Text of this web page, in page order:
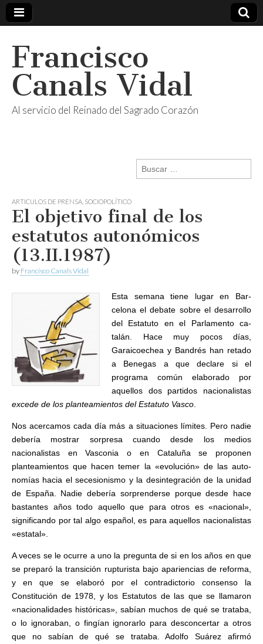
Francisco
Canals Vidal
Al servicio del Reinado del Sagrado Corazón
Buscar:
ARTICULOS DE PRENSA SOCIOPOLÍTICO
El objetivo final de los
estatutos autonómicos
(13.II.1987)
by Francisco Canals Vidal
Esta semana tie­ne lugar en Bar­
celona el debate sobre el desarrollo
del Estatuto en el Parlamento ca­
talán. Hace muy pocos días,
Garaicoechea y Bandrés han retado
a Benegas a que declare si el
progra­ma común elaborado por
aquellos dos partidos nacionalistas
excede de los planteamientos del Estatuto Vasco
Nos acercamos cada día más a situaciones límites. Pero nadie
de­bería mostrar sorpresa cuando desde los medios
nacionalistas en Vasconia o en Cataluña se propo­nen
planteamientos que hacen te­mer la «evolución» de las auto­
nomías hacia el secesionismo y la desintegración de la unidad
de Es­paña. Nadie debería sorprenderse porque desde hace
bastantes años todo aquello que para otros es «nacional»,
significando por tal al­go español, es para aquellos nacio­nalistas
«estatal».
A veces se le ocurre a uno la pre­gunta de si en los años en que
se preparó la transición rupturista ba­jo apariencias de reforma,
y en que se elaboró por el contradictorio consenso la
Constitución de 1978, y los Estatutos de las que se llama­ron
«nacionalidades históricas», sabían muchos de qué se trataba,
o lo ignoraban, o fingían ignorarlo para desconcertar a otros
que no sabían de qué se trataba. Adolfo Suárez afirmó